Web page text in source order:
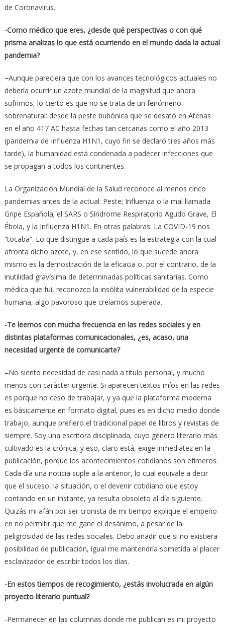
de Coronavirus.
-Como médico que eres, ¿desde qué perspectivas o con qué
prisma analizas lo que está ocurriendo en el mundo dada la actual
pandemia?
–Aunque pareciera que con los avances tecnológicos actuales no
debería ocurrir un azote mundial de la magnitud que ahora
sufrimos, lo cierto es que no se trata de un fenómeno
sobrenatural: desde la peste bubónica que se desató en Atenas
en el año 417 AC hasta fechas tan cercanas como el año 2013
(pandemia de Influenza H1N1, cuyo fin se declaró tres años más
tarde), la humanidad está condenada a padecer infecciones que
se propagan a todos los continentes.
La Organización Mundial de la Salud reconoce al menos cinco
pandemias antes de la actual: Peste; Influenza o la mal llamada
Gripe Española; el SARS o Síndrome Respiratorio Agudo Grave, El
Ébola, y la Influenza H1N1. En otras palabras: La COVID-19 nos
“tocaba”. Lo que distingue a cada país es la estrategia con la cual
afronta dicho azote, y, en ese sentido, lo que sucede ahora
mismo es la demostración de la eficacia o, por el contrario, de la
inutilidad gravísima de determinadas políticas sanitarias. Como
médica que fui, reconozco la insólita vulnerabilidad de la especie
humana, algo pavoroso que creíamos superada.
-Te leemos con mucha frecuencia en las redes sociales y en
distintas plataformas comunicacionales, ¿es, acaso, una
necesidad urgente de comunicarte?
–No siento necesidad de casi nada a título personal, y mucho
menos con carácter urgente. Si aparecen textos míos en las redes
es porque no ceso de trabajar, y ya que la plataforma moderna
es básicamente en formato digital, pues es en dicho medio donde
trabajo, aunque prefiero el tradicional papel de libros y revistas de
siempre. Soy una escritora disciplinada, cuyo género literario más
cultivado es la crónica, y eso, claro está, exige inmediatez en la
publicación, porque los acontecimientos cotidianos son efímeros.
Cada día una noticia suple a la anterior, lo cual equivale a decir
que el suceso, la situación, o el devenir cotidiano que estoy
contando en un instante, ya resulta obsoleto al día siguiente.
Quizás mi afán por ser cronista de mi tiempo explique el empeño
en no permitir que me gane el desánimo, a pesar de la
peligrosidad de las redes sociales. Debo añadir que si no existiera
posibilidad de publicación, igual me mantendría sometida al placer
esclavizador de escribir todos los días.
-En estos tiempos de recogimiento, ¿estás involucrada en algún
proyecto literario puntual?
-Permanecer en las columnas donde me publican es mi proyecto